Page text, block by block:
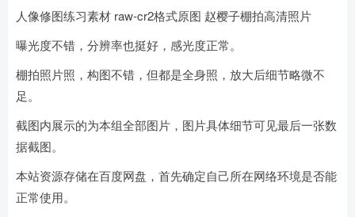
人像修图练习素材 raw-cr2格式原图 赵樱子棚拍高清照片
曝光度不错，分辨率也挺好，感光度正常。
棚拍照片照，构图不错，但都是全身照，放大后细节略微不
足。
截图内展示的为本组全部图片，图片具体细节可见最后一张数
据截图。
本站资源存储在百度网盘，首先确定自己所在网络环境是否能
正常使用。